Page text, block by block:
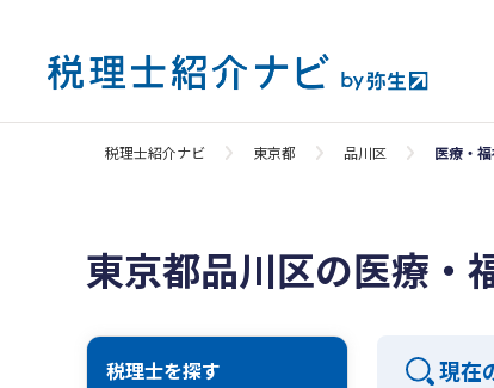
税理士紹介ナビ 東京都 品川区 医療・
東京都品川区の医療・
税理士を探す 現在